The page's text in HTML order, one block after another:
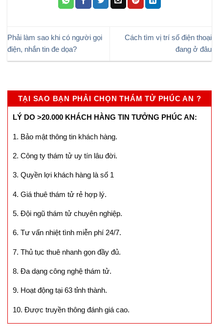
Phải làm sao khi có người gọi
điện, nhắn tin đe dọa?
Cách tìm vị trí số điện thoại
đang ở đâu
TẠI SAO BẠN PHẢI CHỌN THÁM TỬ PHÚC AN ?
LÝ DO >20.000 KHÁCH HÀNG TIN TƯỞNG PHÚC AN:
1. Bảo mật thông tin khách hàng.
2. Công ty thám tử uy tín lâu đời.
3. Quyền lợi khách hàng là số 1
4. Giá thuê thám tử rẻ hợp lý.
5. Đội ngũ thám tử chuyên nghiệp.
6. Tư vấn nhiệt tình miễn phí 24/7.
7. Thủ tục thuê nhanh gọn đầy đủ.
8. Đa dạng công nghệ thám tử.
9. Hoạt động tại 63 tỉnh thành.
10. Được truyền thông đánh giá cao.